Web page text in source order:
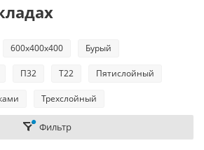
600х400х400 Бурый
П32 Т22 Пятислойный
Трехслойный
Фильтр